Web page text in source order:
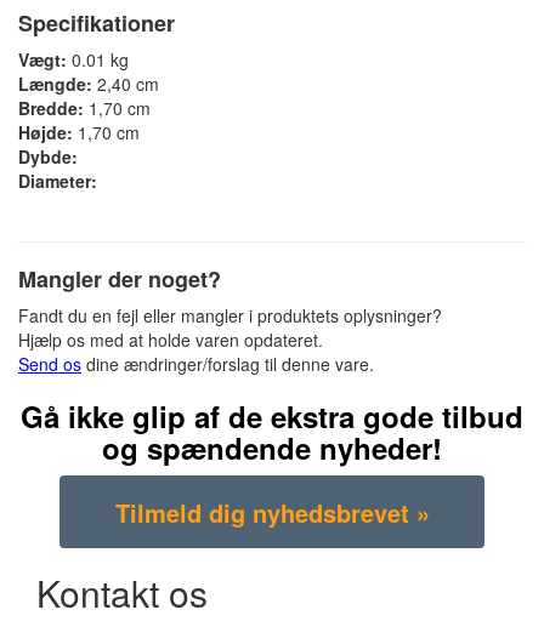
Specifikationer
Vægt: 0.01 kg
Længde: 2,40 cm
Bredde: 1,70 cm
Højde: 1,70 cm
Dybde:
Diameter:
Mangler der noget?
Fandt du en fejl eller mangler i produktets oplysninger?
Hjælp os med at holde varen opdateret.
Send os dine ændringer/forslag til denne vare.
Gå ikke glip af de ekstra gode tilbud
og spændende nyheder!
Kontakt os